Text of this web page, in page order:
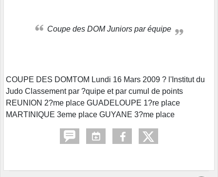
Coupe des DOM Juniors par équipe
COUPE DES DOMTOM Lundi 16 Mars 2009 ? l'Institut du
Judo Classement par ?quipe et par cumul de points
REUNION 2?me place GUADELOUPE 1?re place
MARTINIQUE 3eme place GUYANE 3?me place